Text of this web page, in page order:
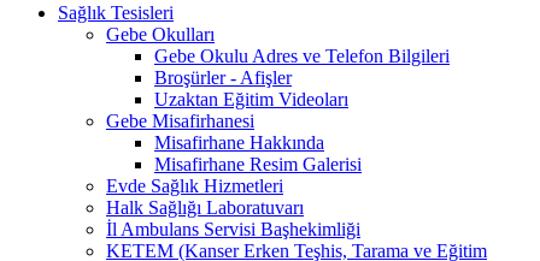
Sağlık Tesisleri
Gebe Okulları
Gebe Okulu Adres ve Telefon Bilgileri
Broşürler - Afişler
Uzaktan Eğitim Videoları
Gebe Misafirhanesi
Misafirhane Hakkında
Misafirhane Resim Galerisi
Evde Sağlık Hizmetleri
Halk Sağlığı Laboratuvarı
İl Ambulans Servisi Başhekimliği
KETEM (Kanser Erken Teşhis, Tarama ve Eğitim